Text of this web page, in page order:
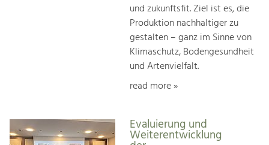
und zukunftsfit. Ziel ist es, die
Produktion nachhaltiger zu
gestalten – ganz im Sinne von
Klimaschutz, Bodengesundheit
und Artenvielfalt.
read more »
Evaluierung und
Weiterentwicklung